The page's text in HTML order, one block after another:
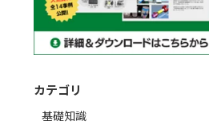
カテゴリ
基礎知識